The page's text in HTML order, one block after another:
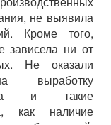
не выявила
Кроме того,
зависела ни от
Не оказали
выработку
и такие
как наличие